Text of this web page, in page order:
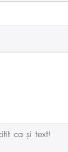
ca şi text!